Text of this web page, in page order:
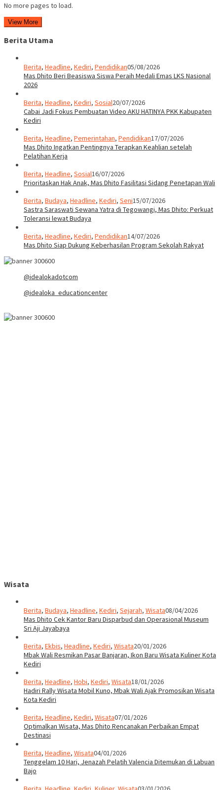
No more pages to load.
View More
Berita Utama
Berita, Headline, Kediri, Pendidikan05/08/2026
Mas Dhito Beri Beasiswa Siswa Peraih Medali Emas LKS Nasional
2026
Berita, Headline, Kediri, Sosial20/07/2026
Cabai Jadi Fokus Pembuatan Video AKU HATINYA PKK Kabupaten
Kediri
Berita, Headline, Pemerintahan, Pendidikan17/07/2026
Mas Dhito Ingatkan Pentingnya Terapkan Keahlian setelah
Pelatihan Kerja
Berita, Headline, Sosial16/07/2026
Prioritaskan Hak Anak, Mas Dhito Fasilitasi Sidang Penetapan Wali
Berita, Budaya, Headline, Kediri, Seni15/07/2026
Sastra Saraswati Sewana Yatra di Tegowangi, Mas Dhito: Perkuat
Toleransi lewat Budaya
Berita, Headline, Kediri, Pendidikan14/07/2026
Mas Dhito Siap Dukung Keberhasilan Program Sekolah Rakyat
@idealokadotcom
@idealoka_educationcenter
Wisata
Berita, Budaya, Headline, Kediri, Sejarah, Wisata08/04/2026
Mas Dhito Cek Kantor Baru Disparbud dan Operasional Museum
Sri Aji Jayabaya
Berita, Ekbis, Headline, Kediri, Wisata20/01/2026
Mbak Wali Resmikan Pasar Banjaran, Ikon Baru Wisata Kuliner Kota
Kediri
Berita, Headline, Hobi, Kediri, Wisata18/01/2026
Hadiri Rally Wisata Mobil Kuno, Mbak Wali Ajak Promosikan Wisata
Kota Kediri
Berita, Headline, Kediri, Wisata07/01/2026
Optimalkan Wisata, Mas Dhito Rencanakan Perbaikan Empat
Destinasi
Berita, Headline, Wisata04/01/2026
Tenggelam 10 Hari, Jenazah Pelatih Valencia Ditemukan di Labuan
Bajo